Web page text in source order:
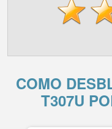
COMO
T307U